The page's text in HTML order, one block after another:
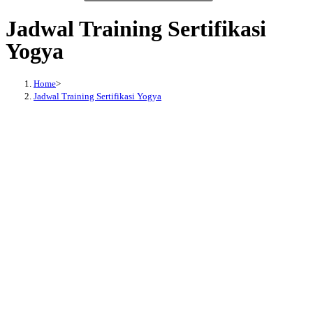
Jadwal Training Sertifikasi
Yogya
Home>
Jadwal Training Sertifikasi Yogya